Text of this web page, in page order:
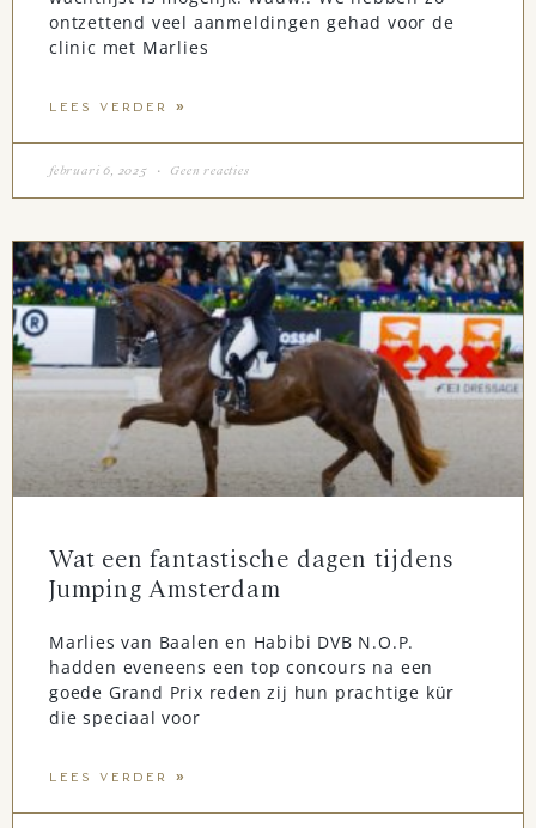
ontzettend veel aanmeldingen gehad voor de
clinic met Marlies
LEES VERDER »
februari 6, 2025 Geen reacties
Wat een fantastische dagen tijdens
Jumping Amsterdam
Marlies van Baalen en Habibi DVB N.O.P.
hadden eveneens een top concours na een
goede Grand Prix reden zij hun prachtige kür
die speciaal voor
LEES VERDER »